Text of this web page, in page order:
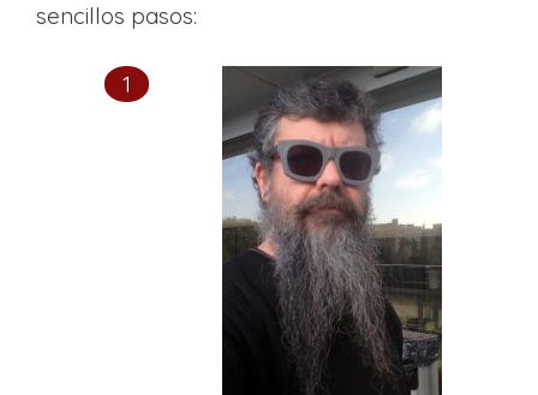
sencillos pasos: